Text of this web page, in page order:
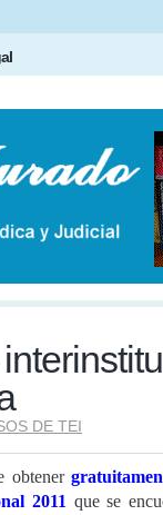
DE TEI
obtener
2011 que se